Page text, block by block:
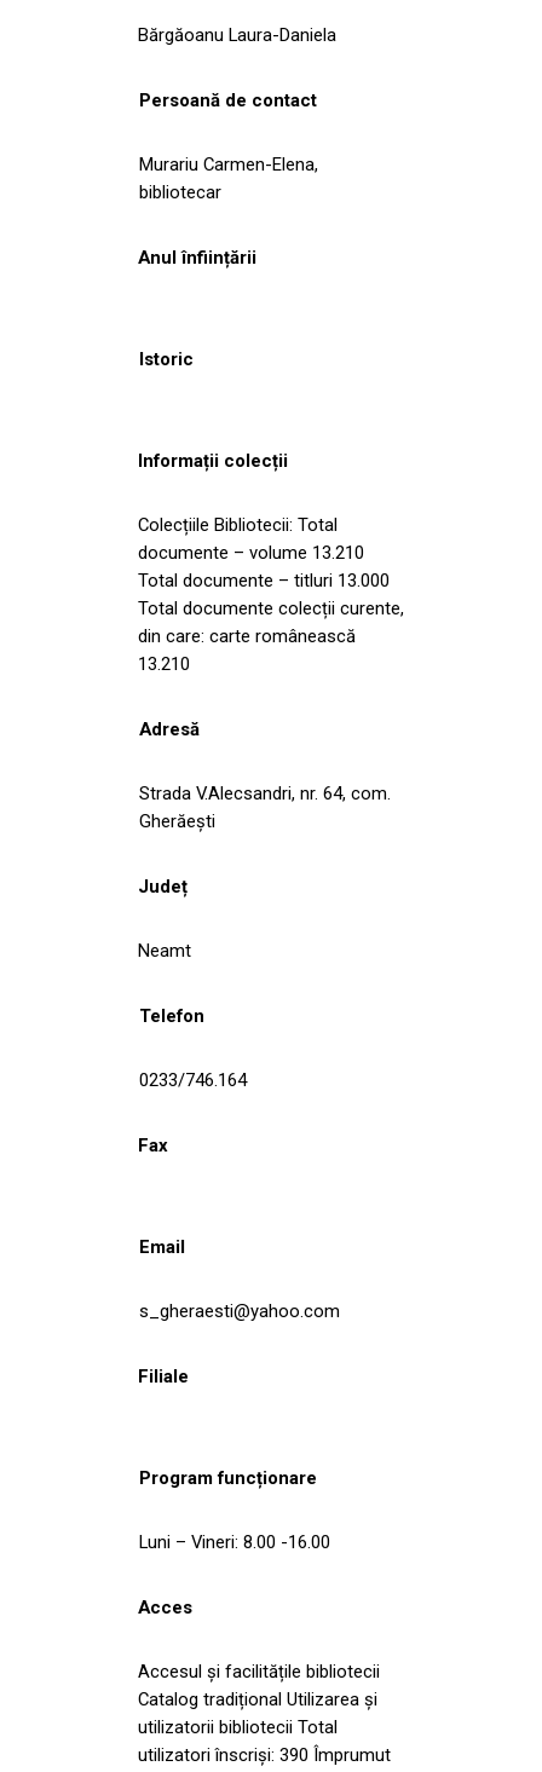
Bărgăoanu Laura-Daniela
Persoană de contact
Murariu Carmen-Elena,
bibliotecar
Anul înființării
Istoric
Informații colecții
Colecțiile Bibliotecii: Total
documente – volume 13.210
Total documente – titluri 13.000
Total documente colecții curente,
din care: carte românească
13.210
Adresă
Strada V.Alecsandri, nr. 64, com.
Gherăești
Județ
Neamt
Telefon
0233/746.164
Fax
Email
s_gheraesti@yahoo.com
Filiale
Program funcționare
Luni – Vineri: 8.00 -16.00
Acces
Accesul și facilitățile bibliotecii
Catalog tradițional Utilizarea și
utilizatorii bibliotecii Total
utilizatori înscriși: 390 Împrumut